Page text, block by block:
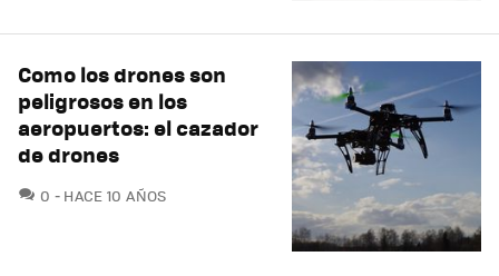
Como los drones son
peligrosos en los
aeropuertos: el cazador
de drones
0 COMENTARIOS
HACE 10 AÑOS